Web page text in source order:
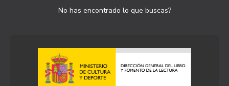
No has encontrado lo que buscas?